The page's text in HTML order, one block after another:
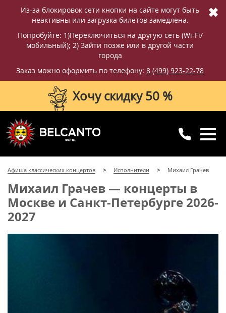
Из-за блокировок сети кнопки на сайте могут быть
неактивны или загрузка билетов замедлена.
Попробуйте: 1)Переключиться на другую сеть (Wi-Fi/
мобильный); 2) Зайти позже или в другой части
города
Заказ можно оформить по телефону: 8 (499) 923-22-78
✖
Хочу скидку 50 %
8 (499) 923-22-78
8 (800) 770-09-71
для регионов
Афиша классических концертов Исполнители Михаил Грачев
Михаил Грачев — концерты в
Москве и Санкт-Петербурге 2026-
2027